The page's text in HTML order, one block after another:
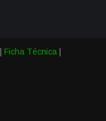
Ficha Técnica